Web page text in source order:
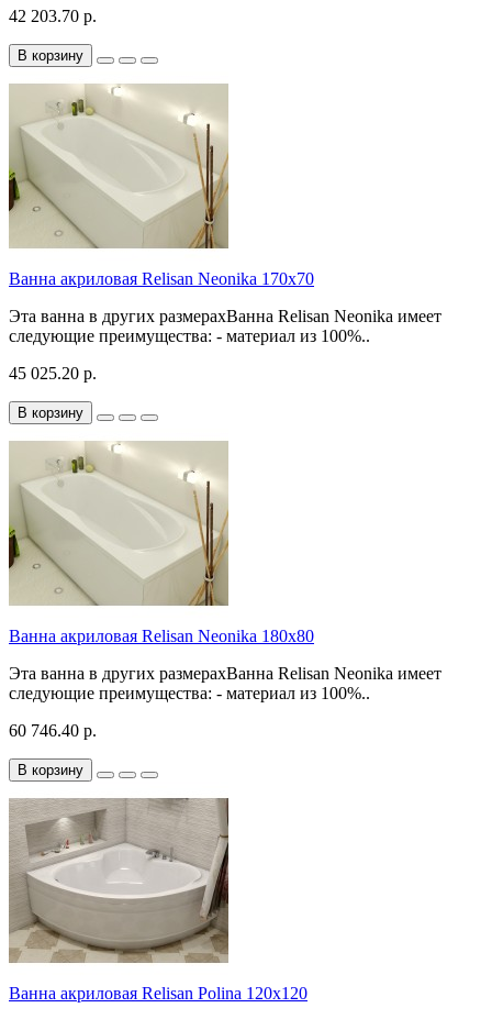
42 203.70 р.
В корзину
Ванна акриловая Relisan Neonika 170x70
Эта ванна в других размерахВанна Relisan Neonika имеет
следующие преимущества: - материал из 100%..
45 025.20 р.
В корзину
Ванна акриловая Relisan Neonika 180x80
Эта ванна в других размерахВанна Relisan Neonika имеет
следующие преимущества: - материал из 100%..
60 746.40 р.
В корзину
Ванна акриловая Relisan Polina 120x120